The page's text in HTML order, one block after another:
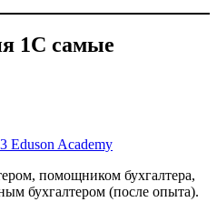
1С самые
Eduson Academy
помощником бухгалтера,
бухгалтером (после опыта).